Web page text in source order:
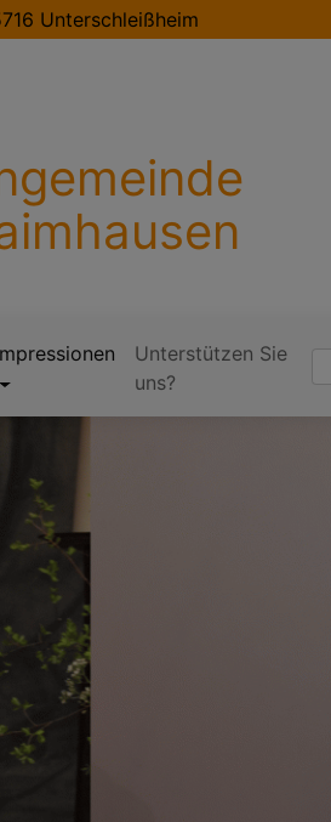
Unterschleißheim
Unterstützen Sie
uns?
Suche